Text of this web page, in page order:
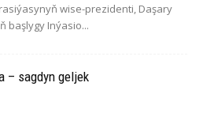
wise-prezidenti, Daşary
başlygy Inýasio...
– sagdyn geljek